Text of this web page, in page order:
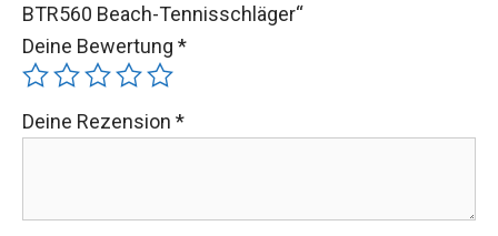
BTR560 Beach-Tennisschläger“
Deine Bewertung *
Deine Rezension *